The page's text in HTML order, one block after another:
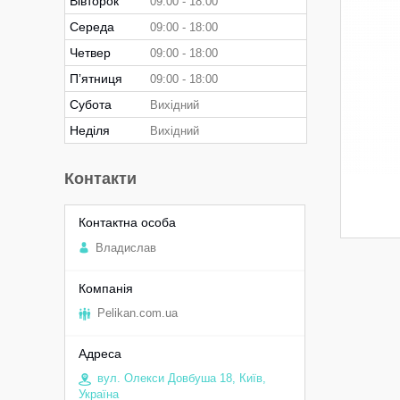
Середа 09:00 18:00
Четвер 09:00 18:00
Пʼятниця 09:00 18:00
Субота Вихідний
Неділя Вихідний
Контакти
Владислав
Pelikan.com.ua
вул. Олекси Довбуша 18, Київ,
Україна